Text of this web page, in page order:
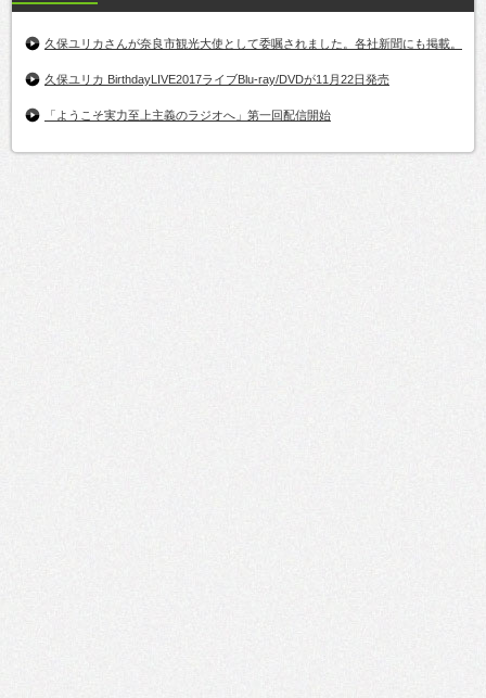
久保ユリカさんが奈良市観光大使として委嘱されました。各社新聞にも掲載。
久保ユリカ BirthdayLIVE2017ライブBlu-ray/DVDが11月22日発売
「ようこそ実力至上主義のラジオへ」第一回配信開始